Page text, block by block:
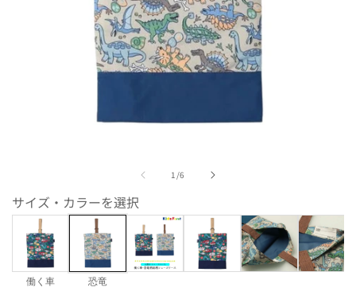
1/の
6
サイズ・カラーを選択
働く車 恐竜